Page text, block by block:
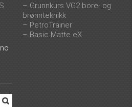
– Grunnkurs VG2 bore- og
brønnteknikk
– PetroTrainer
– Basic Matte eX